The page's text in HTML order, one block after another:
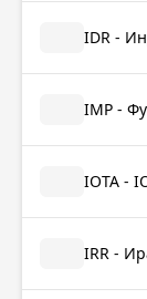
IDR -
IMP -
IOTA -
IRR -